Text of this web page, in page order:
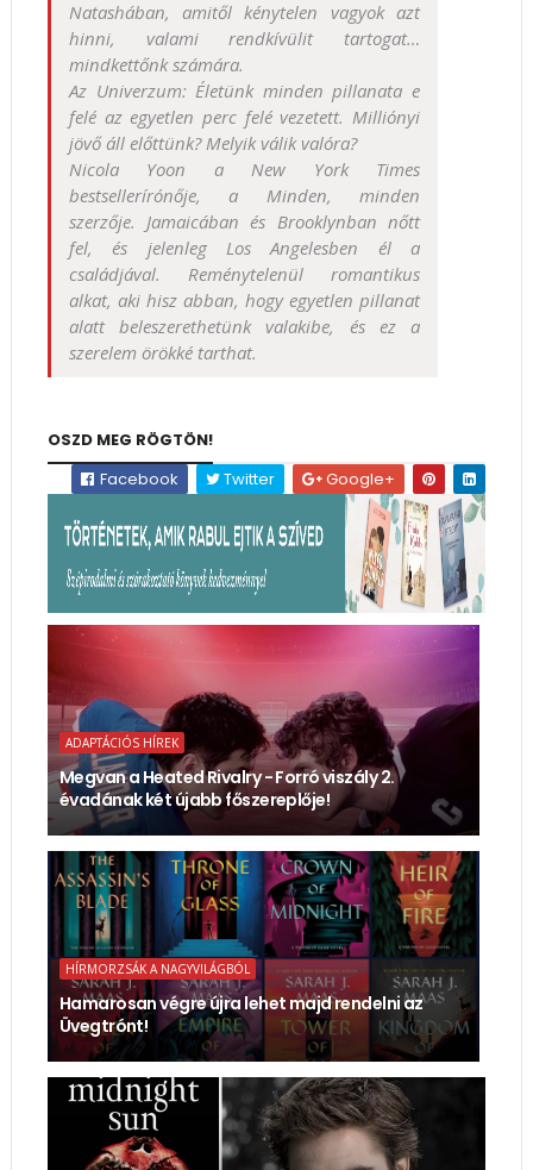
Natashában, amitől kénytelen vagyok azt
hinni, valami rendkívülit tartogat…
mindkettőnk számára.
Az Univerzum: Életünk minden pillanata e
felé az egyetlen perc felé vezetett. Milliónyi
jövő áll előttünk? Melyik válik valóra?
Nicola Yoon a New York Times
bestsellerírónője, a Minden, minden
szerzője. Jamaicában és Brooklynban nőtt
fel, és jelenleg Los Angelesben él a
családjával. Reménytelenül romantikus
alkat, aki hisz abban, hogy egyetlen pillanat
alatt beleszerethetünk valakibe, és ez a
szerelem örökké tarthat.
OSZD MEG RÖGTÖN!
Facebook
Twitter Google+
ADAPTÁCIÓS HÍREK
Megvan a Heated Rivalry - Forró viszály 2.
évadának két újabb főszereplője!
HÍRMORZSÁK A NAGYVILÁGBÓL
Hamarosan végre újra lehet majd rendelni az
Üvegtrónt!